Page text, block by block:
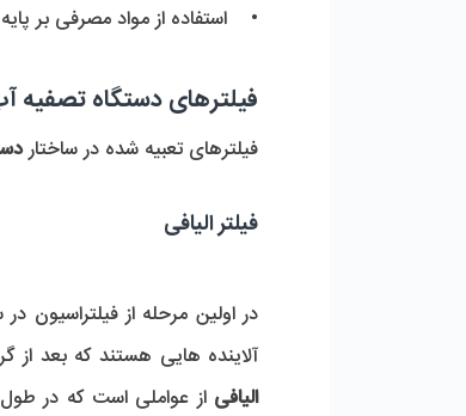
• استفاده از مواد مصرفی بر
فیلترهای دستگاه تصفیه آب 7 مرحله ای
فیلترهای تعبیه شده در ساختار
فیلتر الیافی
در اولین مرحله از
آلاینده هایی هستند که بعد
الیافی از عواملی است که در طول